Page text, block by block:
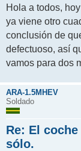
n
a
j
e
Hola a todos,
ya viene otro
conclusión de
defectuoso, así
vamos para dos
ARA-1.5MHEV
Soldado
Re: El
sólo.